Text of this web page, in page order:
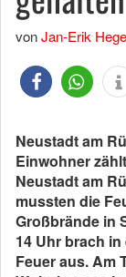
vonJan-Erik
Neustadt am
Einwohner
Neustadt am
mussten die
Großbrände in
14 Uhr brach
Feuer aus. Am